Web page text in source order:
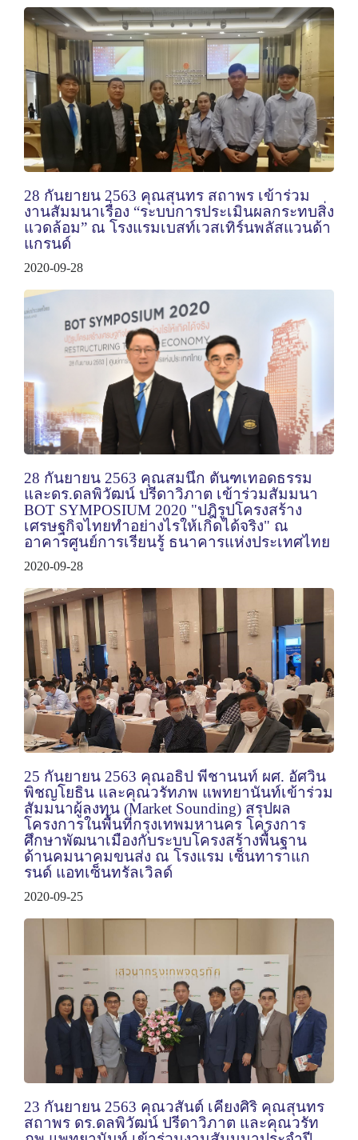
28 กันยายน 2563 คุณสุนทร สถาพร เข้าร่วม
งานสัมมนาเรื่อง “ระบบการประเมินผลกระทบสิ่ง
แวดล้อม” ณ โรงแรมเบสท์เวสเทิร์นพลัสแวนด้า
แกรนด์
2020-09-28
28 กันยายน 2563 คุณสมนึก ตันฑเทอดธรรม
และดร.ดลพิวัฒน์ ปรีดาวิภาต เข้าร่วมสัมมนา
BOT SYMPOSIUM 2020 "ปฎิรูปโครงสร้าง
เศรษฐกิจไทยทำอย่างไรให้เกิดได้จริง" ณ
อาคารศูนย์การเรียนรู้ ธนาคารแห่งประเทศไทย
2020-09-28
25 กันยายน 2563 คุณอธิป พีชานนท์ ผศ. อัศวิน
พิชญโยธิน และคุณวรัทภพ แพทยานันท์เข้าร่วม
สัมมนาผู้ลงทุน (Market Sounding) สรุปผล
โครงการในพื้นที่กรุงเทพมหานคร โครงการ
ศึกษาพัฒนาเมืองกับระบบโครงสร้างพื้นฐาน
ด้านคมนาคมขนส่ง ณ โรงแรม เซ็นทาราแก
รนด์ แอทเซ็นทรัลเวิลด์
2020-09-25
23 กันยายน 2563 คุณวสันต์ เคียงศิริ คุณสุนทร
สถาพร ดร.ดลพิวัฒน์ ปรีดาวิภาต และคุณวรัท